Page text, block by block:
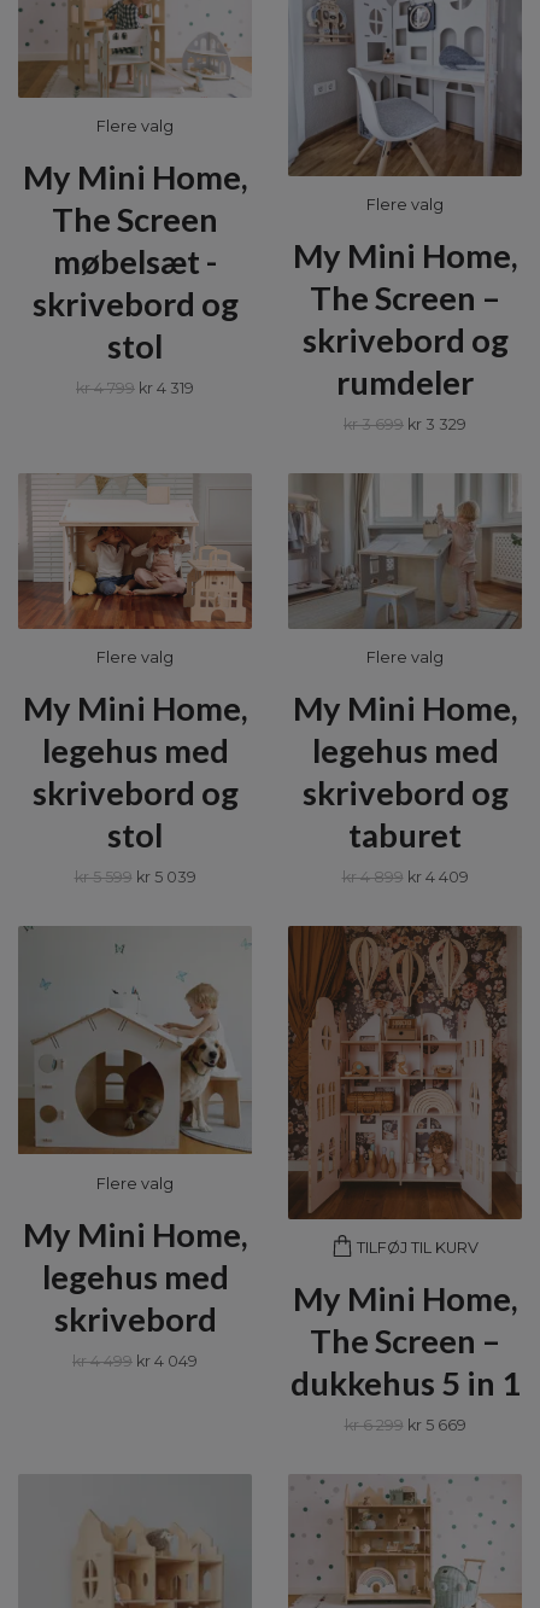
Flere valg
My Mini Home,
The Screen
møbelsæt -
skrivebord og
stol
kr 4 799 kr 4 319
Flere valg
My Mini Home,
The Screen –
skrivebord og
rumdeler
kr 3 699 kr 3 329
Flere valg
My Mini Home,
legehus med
skrivebord og
stol
kr 5 599 kr 5 039
Flere valg
My Mini Home,
legehus med
skrivebord og
taburet
kr 4 899 kr 4 409
Flere valg
My Mini Home,
legehus med
skrivebord
kr 4 499 kr 4 049
TILFØJ TIL KURV
My Mini Home,
The Screen –
dukkehus 5 in 1
kr 6 299 kr 5 669